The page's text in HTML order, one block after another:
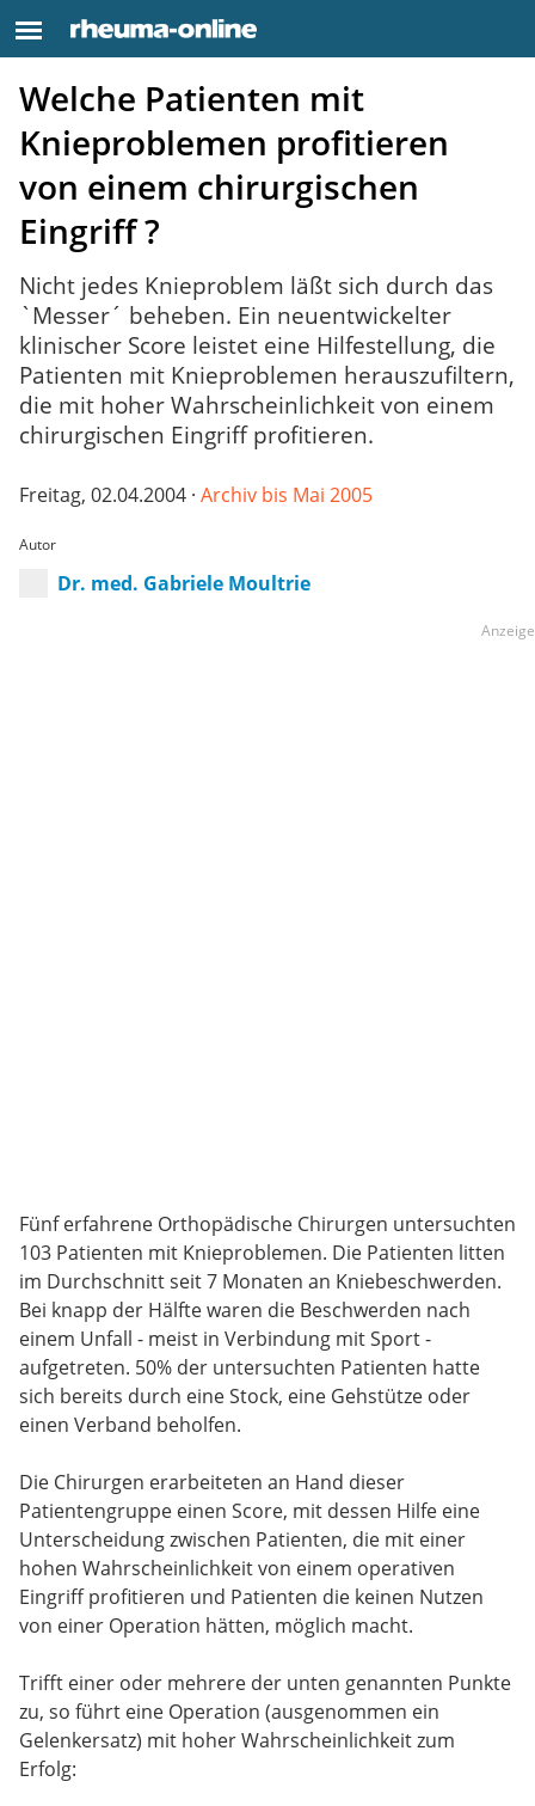
Welche Patienten mit
Knieproblemen profitieren
von einem chirurgischen
Eingriff ?
Nicht jedes Knieproblem läßt sich durch das
`Messer´ beheben. Ein neuentwickelter
klinischer Score leistet eine Hilfestellung, die
Patienten mit Knieproblemen herauszufiltern,
die mit hoher Wahrscheinlichkeit von einem
chirurgischen Eingriff profitieren.
Freitag, 02.04.2004 · Archiv bis Mai 2005
Autor
Dr. med. Gabriele Moultrie
Fünf erfahrene Orthopädische Chirurgen untersuchten
103 Patienten mit Knieproblemen. Die Patienten litten
im Durchschnitt seit 7 Monaten an Kniebeschwerden.
Bei knapp der Hälfte waren die Beschwerden nach
einem Unfall - meist in Verbindung mit Sport -
aufgetreten. 50% der untersuchten Patienten hatte
sich bereits durch eine Stock, eine Gehstütze oder
einen Verband beholfen.
Die Chirurgen erarbeiteten an Hand dieser
Patientengruppe einen Score, mit dessen Hilfe eine
Unterscheidung zwischen Patienten, die mit einer
hohen Wahrscheinlichkeit von einem operativen
Eingriff profitieren und Patienten die keinen Nutzen
von einer Operation hätten, möglich macht.
Trifft einer oder mehrere der unten genannten Punkte
zu, so führt eine Operation (ausgenommen ein
Gelenkersatz) mit hoher Wahrscheinlichkeit zum
Erfolg: